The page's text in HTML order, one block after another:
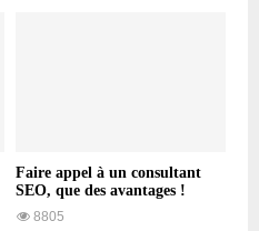
Faire appel à un consultant
SEO, que des avantages !
8805